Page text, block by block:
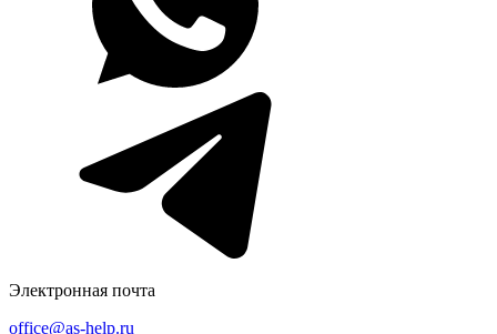
Электронная почта
office@as-help.ru